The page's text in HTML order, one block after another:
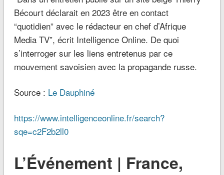
Bécourt déclarait en 2023 être en contact
“quotidien” avec le rédacteur en chef d’Afrique
Media TV”, écrit Intelligence Online. De quoi
s’interroger sur les liens entretenus par ce
mouvement savoisien avec la propagande russe.
Source : Le Dauphiné
https://www.intelligenceonline.fr/search?
sqe=c2F2b2ll0
L’Événement | France,